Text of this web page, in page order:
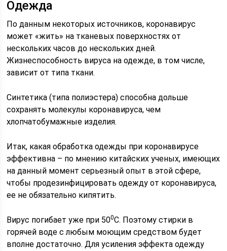
Одежда
По данным некоторых источников, коронавирус
может «жить» на тканевых поверхностях от
нескольких часов до нескольких дней.
Жизнеспособность вируса на одежде, в том числе,
зависит от типа ткани.
Синтетика (типа полиэстера) способна дольше
сохранять молекулы коронавируса, чем
хлопчатобумажные изделия.
Итак, какая обработка одежды при коронавирусе
эффективна – по мнению китайских ученых, имеющих
на данный момент серьезный опыт в этой сфере,
чтобы продезинфицировать одежду от коронавируса,
ее не обязательно кипятить.
Вирус погибает уже при 500С. Поэтому стирки в
горячей воде с любым моющим средством будет
вполне достаточно. Для усиления эффекта одежду